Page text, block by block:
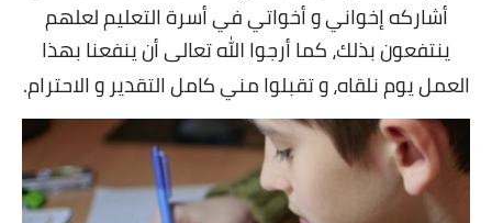
أشاركه إخواني و أخواتي في أسرة التعليم لعلهم
ينتفعون بذلك، كما أرجوا الله تعالى أن ينفعنا بهذا
العمل يوم نلقاه، و تقبلوا مني كامل التقدير و الاحترام.